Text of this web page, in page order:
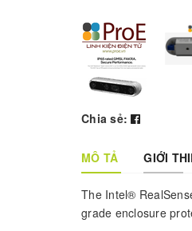
Chia sẻ:
MÔ TẢ GIỚI
The Intel®
grade enclosure